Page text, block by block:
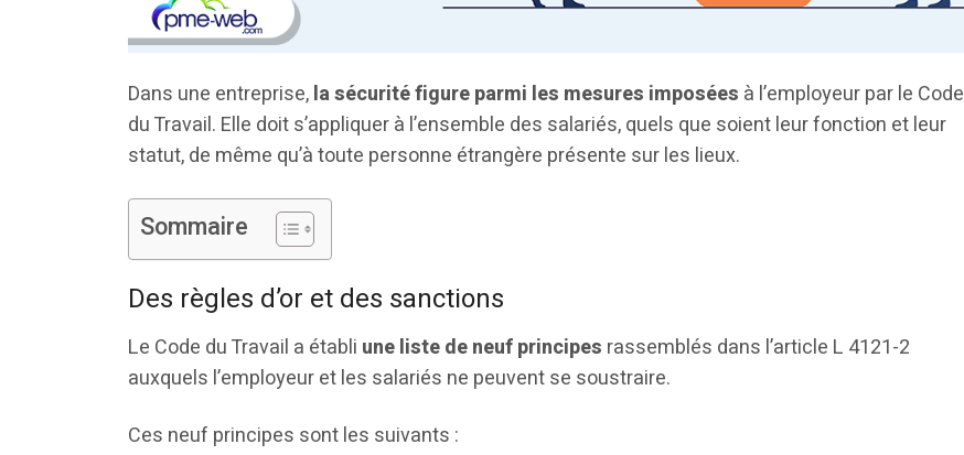
Dans une entreprise,la sécurité figure parmi les mesures imposées à l’employeur par le Code
du Travail. Elle doit s’appliquer à l’ensemble des salariés, quels que soient leur fonction et leur
statut, de même qu’à toute personne étrangère présente sur les lieux.
Sommaire
Des règles d’or et des sanctions
Le Code du Travail a établi une liste de neuf principes rassemblés dans l’article L 4121-2
auxquels l’employeur et les salariés ne peuvent se soustraire.
Ces neuf principes sont les suivants :